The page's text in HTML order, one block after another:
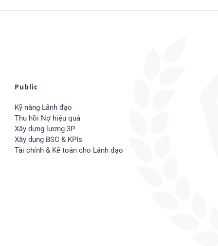
Public
Kỹ năng Lãnh đạo
Thu hồi Nợ hiệu quả
Xây dựng lương 3P
Xây dụng BSC & KPIs
Tài chính & Kế toán cho Lãnh đạo